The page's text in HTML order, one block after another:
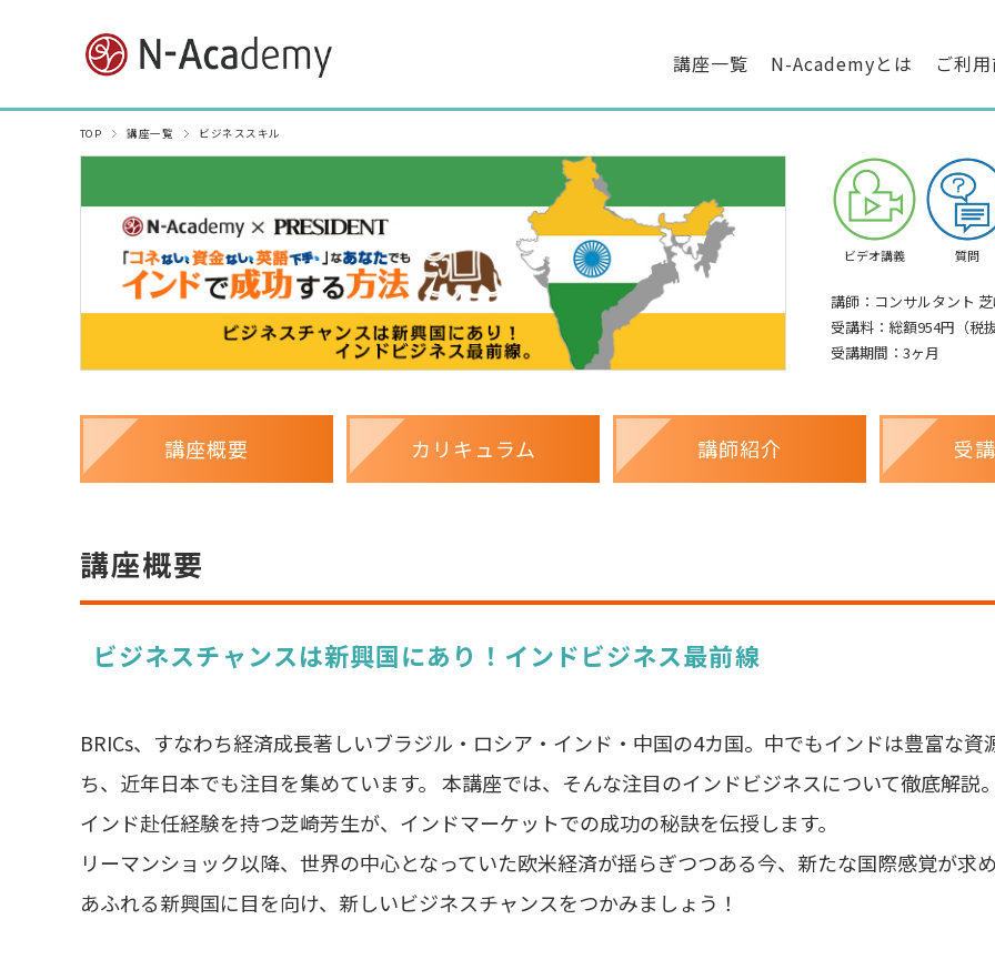
講座一覧 N-Academyとは ご利
TOP 講座一覧 ビジネススキル
ビデオ講義 質問
講師：コンサルタント
受講料：総額954円（税抜
受講期間：3ヶ月
講座概要 カリキュラム 講師紹介 受
講座概要
ビジネスチャンスは新興国にあり！インドビジネス最前線
BRICs、すなわち経済成長著しいブラジル・ロシア・インド・中国の4カ国。中でもインドは豊富な
ち、近年日本でも注目を集めています。 本講座では、そんな注目のインドビジネスについて徹底解説
インド赴任経験を持つ芝崎芳生が、インドマーケットでの成功の秘訣を伝授します。
リーマンショック以降、世界の中心となっていた欧米経済が揺らぎつつある今、新たな国際感覚が求
あふれる新興国に目を向け、新しいビジネスチャンスをつかみましょう！